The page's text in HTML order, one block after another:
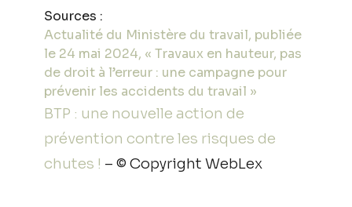
Sources :
Actualité du Ministère du travail, publiée
le 24 mai 2024, « Travaux en hauteur, pas
de droit à l’erreur : une campagne pour
prévenir les accidents du travail »
BTP : une nouvelle action de
prévention contre les risques de
chutes ! – © Copyright WebLex